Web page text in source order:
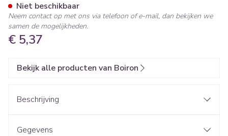
€ 5,37
Niet beschikbaar
Neem contact op met ons via telefoon of e-mail, dan bekijken we
samen de mogelijkheden.
Bekijk alle producten van Boiron
Beschrijving
Gegevens